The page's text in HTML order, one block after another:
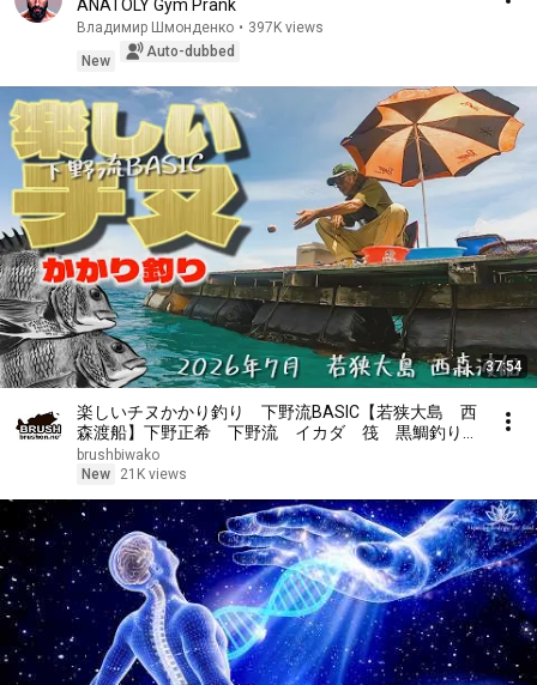
ANATOLY Gym Prank
Владимир Шмонденко • 397K views
New
Auto-dubbed
37:54
楽しいチヌかかり釣り 下野流BASIC【若狭大島 西
森渡船】下野正希 下野流 イカダ 筏 黒鯛釣り
福井県渡船 福井県チヌ釣り ヌカダンゴ オキアミ
brushbiwako
New
21K views